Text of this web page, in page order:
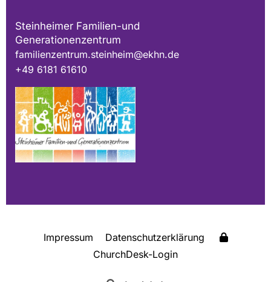
Steinheimer Familien-und
Generationenzentrum
familienzentrum.steinheim@ekhn.de
+49 6181 61610
Impressum
Datenschutzerklärung
ChurchDesk-Login